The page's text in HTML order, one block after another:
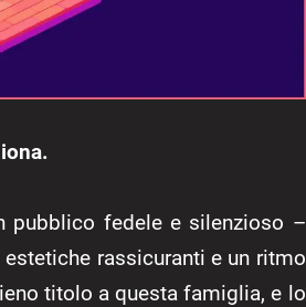
pubblico fedele e silenzioso –
rassicuranti e un ritmo
titolo a questa famiglia, e lo